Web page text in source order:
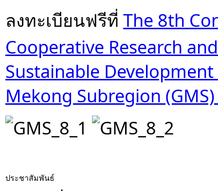
ลงทะเบียนฟรีที่ The 8th
Cooperative Research
Sustainable
Mekong Subregion
ประชาสัมพันธ์